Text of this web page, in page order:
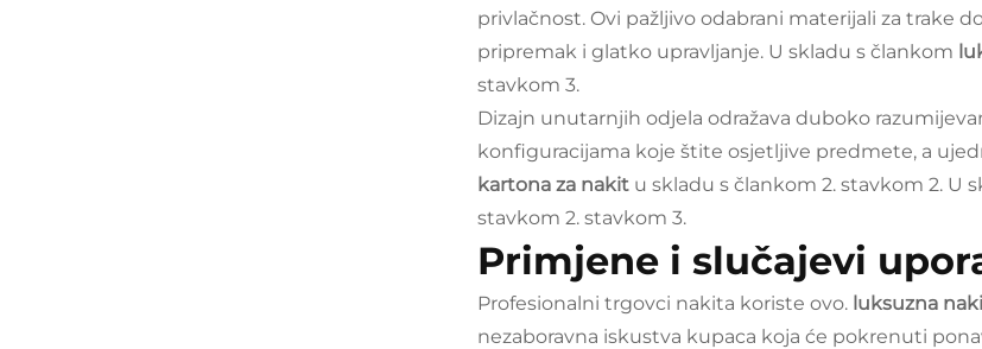
privlačnost. Ovi pažljivo odabrani materijali za trake
pripremak i glatko upravljanje. U skladu s člankom
stavkom 3.
Dizajn unutarnjih odjela odražava duboko
konfiguracijama koje štite osjetljive predmete, a
kartona za nakit u skladu s člankom 2. stavkom 2. U
stavkom 2. stavkom 3.
Primjene i slučajevi
Profesionalni trgovci nakita koriste ovo. luksuzna
nezaboravna iskustva kupaca koja će pokrenuti